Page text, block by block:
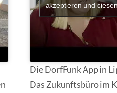
akzeptieren und
Die DorfFunk App in
Das Zukunftsbüro im